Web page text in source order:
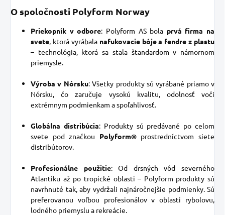
O spoločnosti Polyform Norway
Priekopník v odbore: Polyform AS bola prvá firma na
svete, ktorá vyrábala nafukovacie bóje a fendre z plastu
– technológia, ktorá sa stala štandardom v námornom
priemysle.
Výroba v Nórsku: Všetky produkty sú vyrábané priamo v
Nórsku, čo zaručuje vysokú kvalitu, odolnosť voči
extrémnym podmienkam a spoľahlivosť.
Globálna distribúcia: Produkty sú predávané po celom
svete pod značkou Polyform®prostredníctvom siete
distribútorov.
Profesionálne použitie: Od drsných vôd severného
Atlantiku až po tropické oblasti – Polyform produkty sú
navrhnuté tak, aby vydržali najnáročnejšie podmienky. Sú
preferovanou voľbou profesionálov v oblasti rybolovu,
lodného priemyslu a rekreácie.